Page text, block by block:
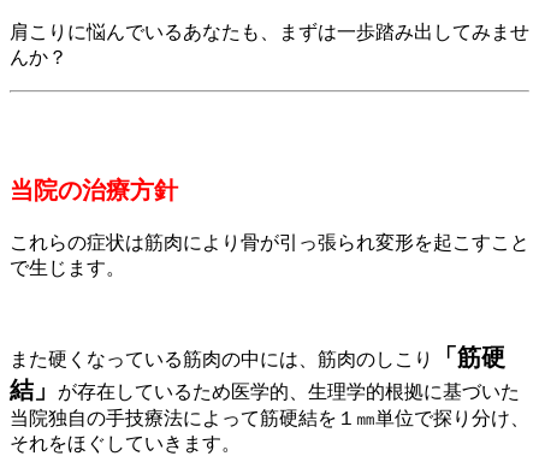
肩こりに悩んでいるあなたも、まずは一歩踏み出してみませ
んか？
当院の治療方針
これらの症状は筋肉により骨が引っ張られ変形を起こすこと
で生じます。
また硬くなっている筋肉の中には、筋肉のしこり
「筋硬
結」
が存在しているため医学的、生理学的根拠に基づいた
当院独自の手技療法によって筋硬結を１㎜単位で探り分け、
それをほぐしていきます。